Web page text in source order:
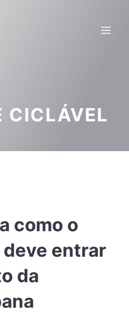
CICLÁVEL
como o
entrar
da